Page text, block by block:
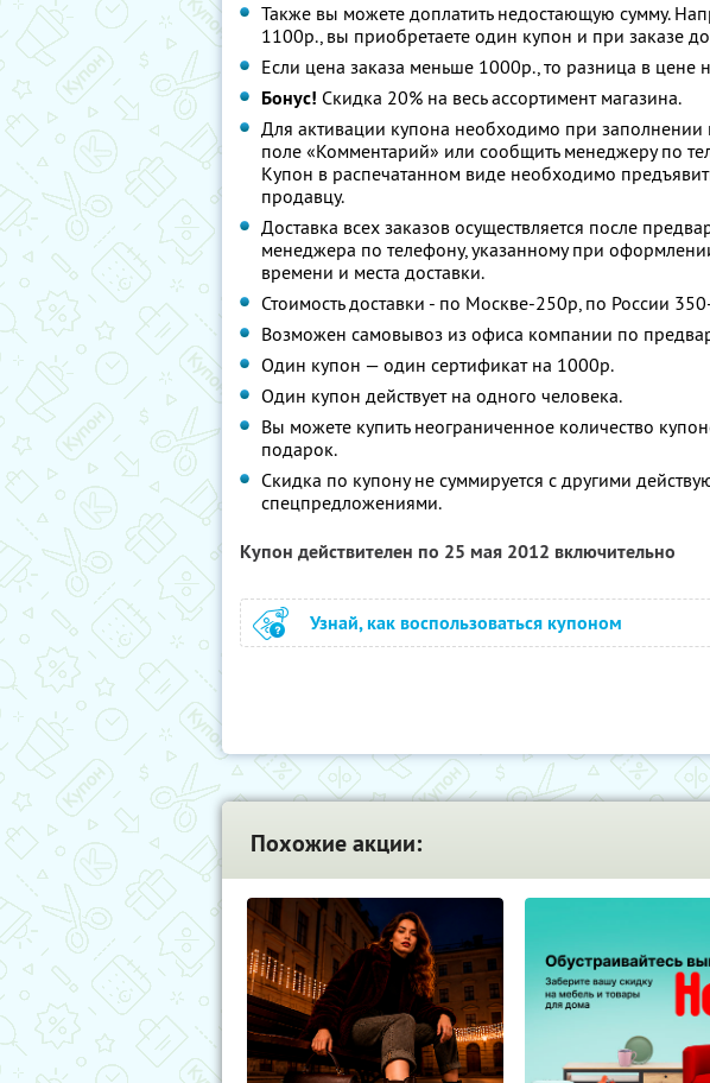
Также вы можете доплатить недостающую сумму.
1100р., вы приобретаете один купон и при заказе
Если цена заказа меньше 1000р., то разница в цене
Бонус! Скидка 20% на весь ассортимент магазина.
Для активации купона необходимо при заполнении
поле «Комментарий» или сообщить менеджеру по
Купон в распечатанном виде необходимо
продавцу.
Доставка всех заказов осуществляется после
менеджера по телефону, указанному при
времени и места доставки.
Стоимость доставки - по Москве-250р, по России
Возможен самовывоз из офиса компании по
Один купон — один сертификат на 1000р.
Один купон действует на одного человека.
Вы можете купить неограниченное количество
подарок.
Скидка по купону не суммируется с другими
спецпредложениями.
Купон действителен по 25 мая 2012 включительно
Узнай, как воспользоваться купоном
Похожие акции: